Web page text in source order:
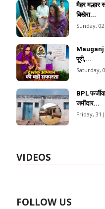
मैहर मल्हार
बिखेरा...
Sunday,
Mauganj
पूरी,...
Saturday,
BPL
जमींदार...
Friday, 31
VIDEOS
FOLLOW US